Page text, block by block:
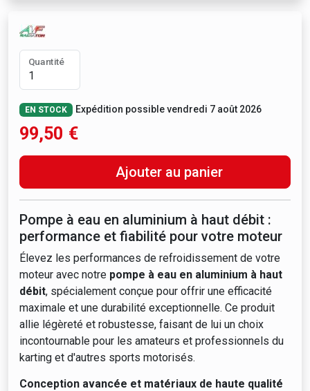
Quantité
EN STOCK Expédition possible vendredi 7 août 2026
99,50 €
Ajouter au panier
Pompe à eau en aluminium à haut débit :
performance et fiabilité pour votre moteur
Élevez les performances de refroidissement de votre
moteur avec notre pompe à eau en aluminium à haut
débit, spécialement conçue pour offrir une efficacité
maximale et une durabilité exceptionnelle. Ce produit
allie légèreté et robustesse, faisant de lui un choix
incontournable pour les amateurs et professionnels du
karting et d'autres sports motorisés.
Conception avancée et matériaux de haute qualité